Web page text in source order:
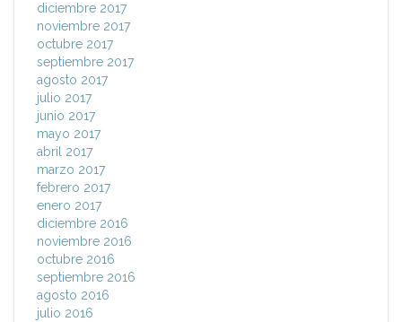
diciembre 2017
noviembre 2017
octubre 2017
septiembre 2017
agosto 2017
julio 2017
junio 2017
mayo 2017
abril 2017
marzo 2017
febrero 2017
enero 2017
diciembre 2016
noviembre 2016
octubre 2016
septiembre 2016
agosto 2016
julio 2016